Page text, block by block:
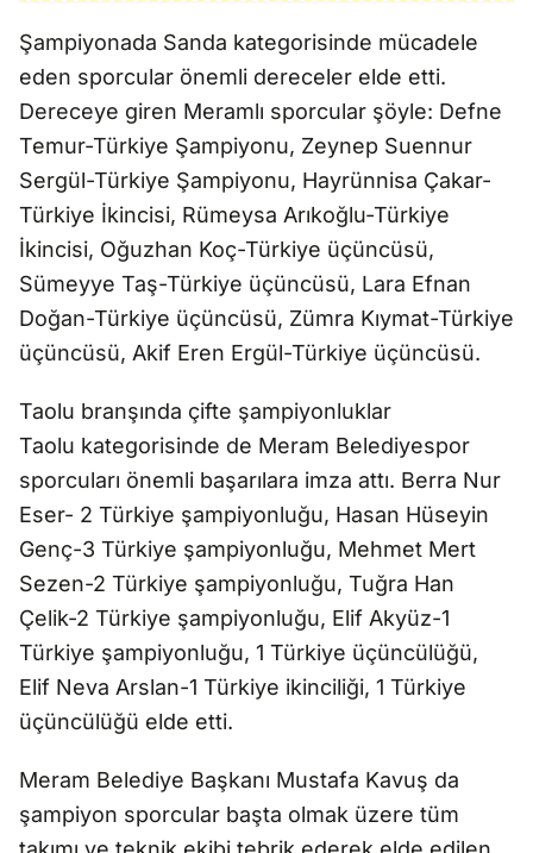
Şampiyonada Sanda kategorisinde mücadele
eden sporcular önemli dereceler elde etti.
Dereceye giren Meramlı sporcular şöyle: Defne
Temur-Türkiye Şampiyonu, Zeynep Suennur
Sergül-Türkiye Şampiyonu, Hayrünnisa Çakar-
Türkiye İkincisi, Rümeysa Arıkoğlu-Türkiye
İkincisi, Oğuzhan Koç-Türkiye üçüncüsü,
Sümeyye Taş-Türkiye üçüncüsü, Lara Efnan
Doğan-Türkiye üçüncüsü, Zümra Kıymat-Türkiye
üçüncüsü, Akif Eren Ergül-Türkiye üçüncüsü.
Taolu branşında çifte şampiyonluklar
Taolu kategorisinde de Meram Belediyespor
sporcuları önemli başarılara imza attı. Berra Nur
Eser- 2 Türkiye şampiyonluğu, Hasan Hüseyin
Genç-3 Türkiye şampiyonluğu, Mehmet Mert
Sezen-2 Türkiye şampiyonluğu, Tuğra Han
Çelik-2 Türkiye şampiyonluğu, Elif Akyüz-1
Türkiye şampiyonluğu, 1 Türkiye üçüncülüğü,
Elif Neva Arslan-1 Türkiye ikinciliği, 1 Türkiye
üçüncülüğü elde etti.
Meram Belediye Başkanı Mustafa Kavuş da
şampiyon sporcular başta olmak üzere tüm